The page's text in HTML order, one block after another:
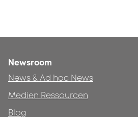
Newsroom
News & Ad hoc News
Medien Ressourcen
Blog